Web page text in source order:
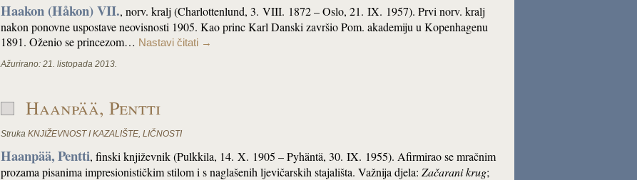
Haakon (Håkon) VII., norv. kralj (Charlottenlund, 3. VIII. 1872 – Oslo, 21. IX. 1957). Prvi norv. kralj
nakon ponovne uspostave neovisnosti 1905. Kao princ Karl Danski završio Pom. akademiju u Kopenhagenu
1891. Oženio se princezom… Nastavi čitati →
Ažurirano: 21. listopada 2013.
Haanpää, Pentti
Struka KNJIŽEVNOST I KAZALIŠTE, LIČNOSTI
Haanpää,Pentti, finski književnik (Pulkkila, 14. X. 1905 – Pyhäntä, 30. IX. 1955). Afirmirao se mračnim
prozama pisanima impresionističkim stilom i s naglašenih ljevičarskih stajališta. Važnija djela: Začarani krug;